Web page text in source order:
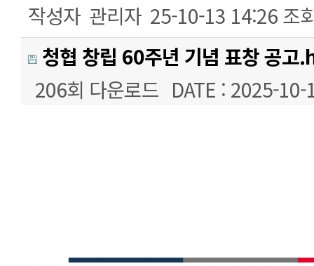
작성자 관리자 25-10-13 14:26 조
청협 창립 60주년 기념 표창 공고
206회 다운로드 DATE : 2025-